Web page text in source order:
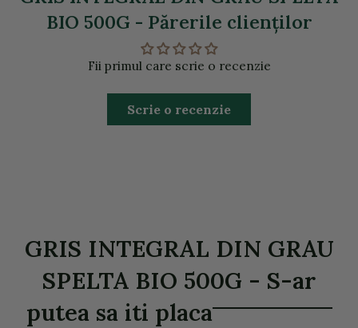
BIO 500G - Părerile clienţilor
Fii primul care scrie o recenzie
Scrie o recenzie
GRIS INTEGRAL DIN GRAU
SPELTA BIO 500G - S-ar
putea sa iti placa